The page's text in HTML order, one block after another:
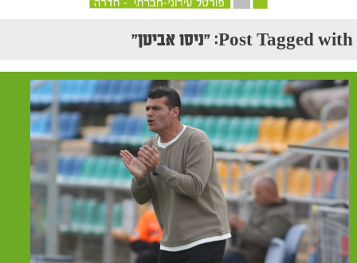
Post Tagged with: "ניסו אביטן"